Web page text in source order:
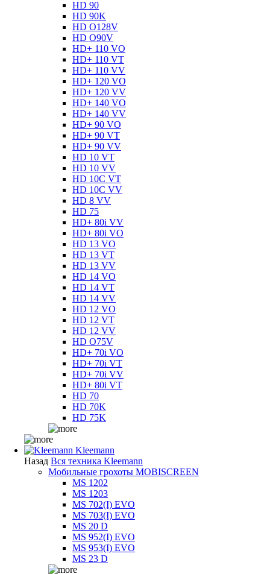
HD 90
HD 90K
HD O128V
HD O90V
HD+ 110 VO
HD+ 110 VT
HD+ 110 VV
HD+ 120 VO
HD+ 120 VV
HD+ 140 VO
HD+ 140 VV
HD+ 90 VO
HD+ 90 VT
HD+ 90 VV
HD 10 VT
HD 10 VV
HD 10C VT
HD 10C VV
HD 8 VV
HD 75
HD+ 80i VV
HD+ 80i VO
HD 13 VO
HD 13 VT
HD 13 VV
HD 14 VO
HD 14 VT
HD 14 VV
HD 12 VO
HD 12 VT
HD 12 VV
HD O75V
HD+ 70i VO
HD+ 70i VT
HD+ 70i VV
HD+ 80i VT
HD 70
HD 70K
HD 75K
Kleemann
Назад Вся техника Kleemann
Мобильные грохоты MOBISCREEN
MS 1202
MS 1203
MS 702(I) EVO
MS 703(I) EVO
MS 20 D
MS 952(I) EVO
MS 953(I) EVO
MS 23 D